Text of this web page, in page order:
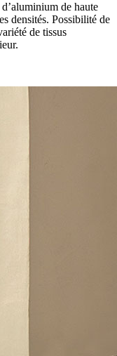
de haute
densités. Possibilité de
de tissus